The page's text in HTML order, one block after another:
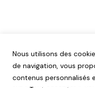
Nous utilisons des
de navigation, vous
contenus personnalisés